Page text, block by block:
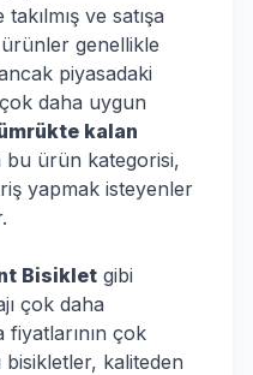
ve satışa
genellikle
piyasadaki
daha uygun
kalan
bu ürün kategorisi,
yapmak isteyenler
Bisiklet gibi
çok daha
çok
bisikletler, kaliteden